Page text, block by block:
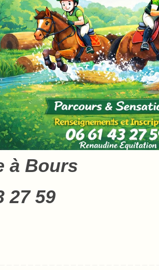
à Bours
27 59